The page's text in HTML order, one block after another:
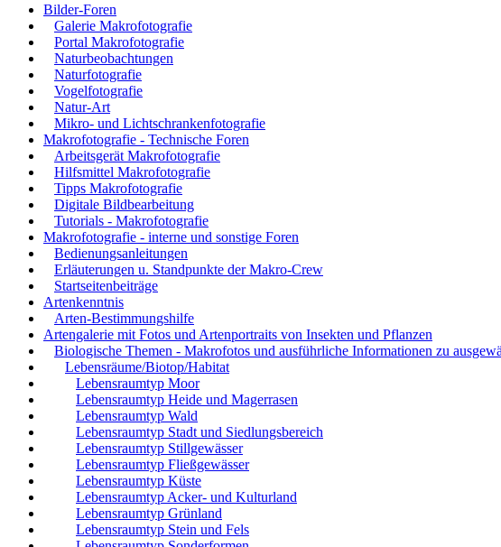
Bilder-Foren
Galerie Makrofotografie
Portal Makrofotografie
Naturbeobachtungen
Naturfotografie
Vogelfotografie
Natur-Art
Mikro- und Lichtschrankenfotografie
Makrofotografie - Technische Foren
Arbeitsgerät Makrofotografie
Hilfsmittel Makrofotografie
Tipps Makrofotografie
Digitale Bildbearbeitung
Tutorials - Makrofotografie
Makrofotografie - interne und sonstige Foren
Bedienungsanleitungen
Erläuterungen u. Standpunkte der Makro-Crew
Startseitenbeiträge
Artenkenntnis
Arten-Bestimmungshilfe
Artengalerie mit Fotos und Artenportraits von Insekten und Pflanzen
Biologische Themen - Makrofotos und ausführliche Informationen zu
Lebensräume/Biotop/Habitat
Lebensraumtyp Moor
Lebensraumtyp Heide und Magerrasen
Lebensraumtyp Wald
Lebensraumtyp Stadt und Siedlungsbereich
Lebensraumtyp Stillgewässer
Lebensraumtyp Fließgewässer
Lebensraumtyp Küste
Lebensraumtyp Acker- und Kulturland
Lebensraumtyp Grünland
Lebensraumtyp Stein und Fels